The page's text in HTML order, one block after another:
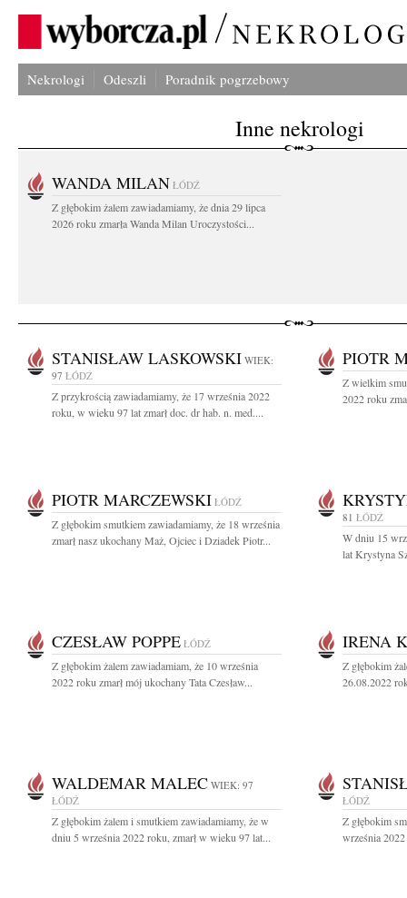
Nekrologi Odeszli Poradnik pogrzebowy
Inne nekrologi
WANDA MILAN ŁÓDŹ
Z głębokim żalem zawiadamiamy, że dnia 29 lipca
2026 roku zmarła Wanda Milan Uroczystości...
STANISŁAW LASKOWSKI WIEK:
97 ŁÓDŹ
Z przykrością zawiadamiamy, że 17 września 2022
roku, w wieku 97 lat zmarł doc. dr hab. n. med....
PIOTR
Z wielkim
2022 roku
PIOTR MARCZEWSKI ŁÓDŹ
Z głębokim smutkiem zawiadamiamy, że 18 września
zmarł nasz ukochany Maż, Ojciec i Dziadek Piotr...
81 ŁÓDŹ
W dniu 15
lat Krystyna
CZESŁAW POPPE ŁÓDŹ
Z głębokim żalem zawiadamiam, że 10 września
2022 roku zmarł mój ukochany Tata Czesław...
IRENA
Z głębokim
26.08.2022
WALDEMAR MALEC WIEK: 97
ŁÓDŹ
Z głębokim żalem i smutkiem zawiadamiamy, że w
dniu 5 września 2022 roku, zmarł w wieku 97 lat...
ŁÓDŹ
Z głębokim
września